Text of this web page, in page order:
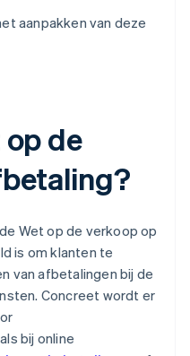
aanpakken van deze
op de
Wet op de verkoop op
is om klanten te
van afbetalingen bij de
Concreet wordt er
bij online